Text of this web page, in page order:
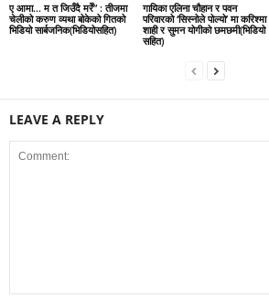
ए आमा… म त जिउँदै मरेँ” : तीजमा
चेलीको करुण व्यथा बोकेको गितको
भिडियो सार्बजनिक(भिडियोसहित)
गायिका एलिना चौहान र पवन
परिवारको ‘सिस्नोले पोल्यो’ मा करिश्मा
शाही र सुमन योगीको छमछमी(भिडियो
सहित)
LEAVE A REPLY